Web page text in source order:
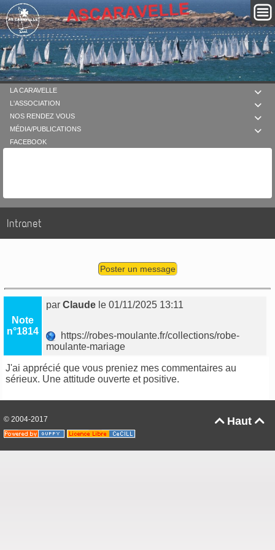

LA CARAVELLE

L'ASSOCIATION

NOS RENDEZ VOUS

MÉDIA/PUBLICATIONS
FACEBOOK
Intranet
Poster un message
Note
n°1814
parClaude le 01/11/2025 13:11
https://robes-moulante.fr/collections/robe-
moulante-mariage
J'ai apprécié que vous preniez mes commentaires au
sérieux. Une attitude ouverte et positive.
Haut 
© 2004-2017